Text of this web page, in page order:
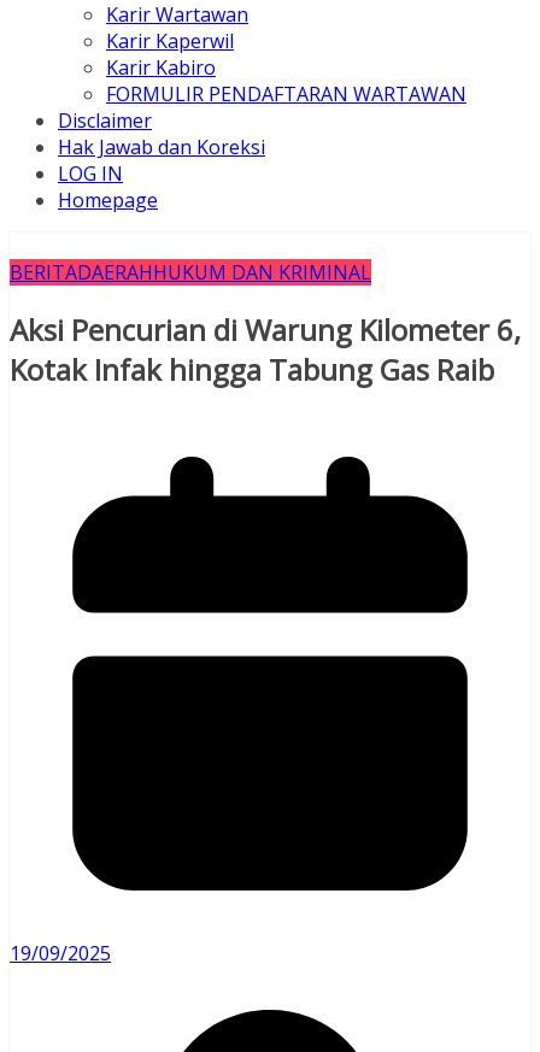
Karir Wartawan
Karir Kaperwil
Karir Kabiro
FORMULIR PENDAFTARAN WARTAWAN
Disclaimer
Hak Jawab dan Koreksi
LOG IN
Homepage
BERITADAERAHHUKUM DAN KRIMINAL
Aksi Pencurian di Warung Kilometer 6,
Kotak Infak hingga Tabung Gas Raib
19/09/2025